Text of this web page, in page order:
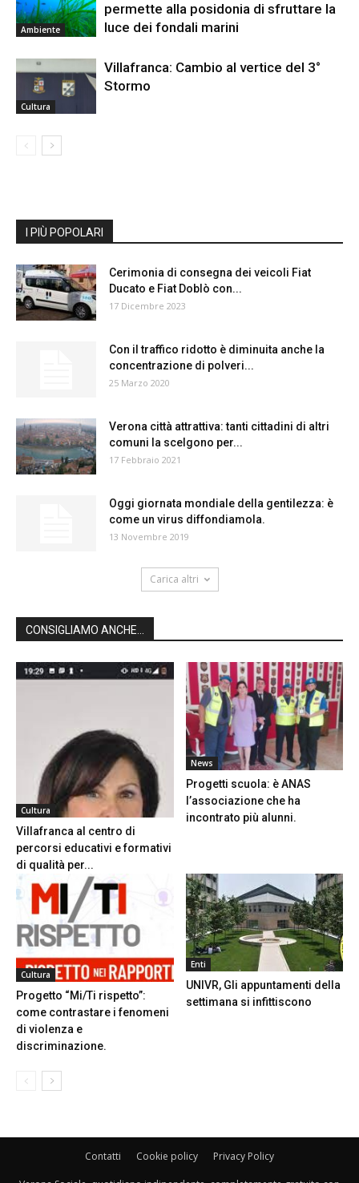
Ambiente
permette alla posidonia di sfruttare la
luce dei fondali marini
Cultura
Villafranca: Cambio al vertice del 3°
Stormo
I PIÙ POPOLARI
Cerimonia di consegna dei veicoli Fiat
Ducato e Fiat Doblò con...
17 Dicembre 2023
Con il traffico ridotto è diminuita anche la
concentrazione di polveri...
25 Marzo 2020
Verona città attrattiva: tanti cittadini di altri
comuni la scelgono per...
17 Febbraio 2021
Oggi giornata mondiale della gentilezza: è
come un virus diffondiamola.
13 Novembre 2019
Carica altri
CONSIGLIAMO ANCHE...
Cultura
Villafranca al centro di
percorsi educativi e formativi
di qualità per...
News
Progetti scuola: è ANAS
l’associazione che ha
incontrato più alunni.
Cultura
Progetto “Mi/Ti rispetto”:
come contrastare i fenomeni
di violenza e
discriminazione.
Enti
UNIVR, Gli appuntamenti della
settimana si infittiscono
Contatti Cookie policy Privacy Policy